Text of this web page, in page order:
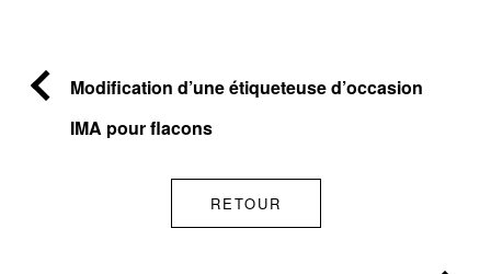
Modification d’une étiqueteuse d’occasion
IMA pour flacons
RETOUR